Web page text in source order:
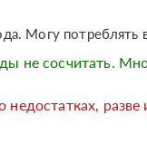
Могу
не сосчитать.
недостатках,